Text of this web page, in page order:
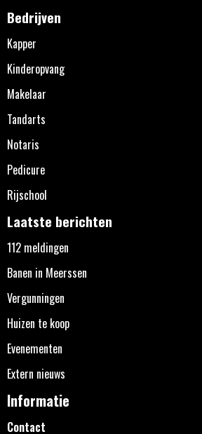
Bedrijven
Kapper
Kinderopvang
Makelaar
Tandarts
Notaris
Pedicure
Rijschool
Laatste berichten
112 meldingen
Banen in Meerssen
Vergunningen
Huizen te koop
Evenementen
Extern nieuws
Informatie
Contact